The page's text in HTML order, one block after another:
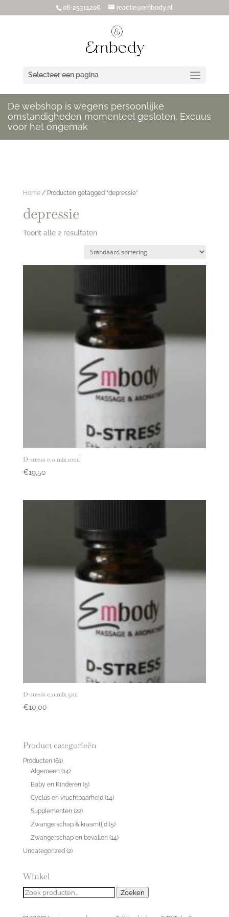
06-25311206 reactie@embody.nl
Selecteer een pagina
De webshop is wegens persoonlijke
omstandigheden momenteel gesloten. Excuus
voor het ongemak
Home/ Producten getagged “depressie”
depressie
Toont alle 2 resultaten
D-stress e.o.mix 10ml
€19,50
D-stress e.o.mix 5ml
€10,00
Product categorieën
Producten (61)
Algemeen (14)
Baby en Kinderen (5)
Cyclus en vruchtbaarheid (14)
Supplementen (22)
Zwangerschap & kraamtijd (5)
Zwangerschap en bevallen (14)
Uncategorized (2)
Winkel
Zoeken
Zoeken